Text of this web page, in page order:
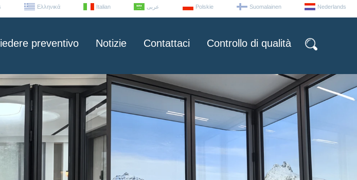
Ελληνικά Italian عربى Polskie Suomalainen Nederlands
preventivo Notizie Contattaci Controllo di qualità